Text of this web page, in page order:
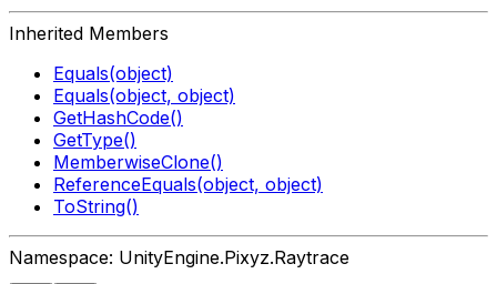
Inherited Members
Equals(object)
Equals(object, object)
GetHashCode()
GetType()
MemberwiseClone()
ReferenceEquals(object, object)
ToString()
Namespace: UnityEngine.Pixyz.Raytrace